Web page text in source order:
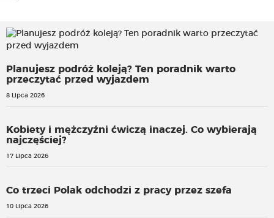
Planujesz podróż koleją? Ten poradnik warto
przeczytać przed wyjazdem
8 Lipca 2026
Kobiety i mężczyźni ćwiczą inaczej. Co wybierają
najczęściej?
17 Lipca 2026
Co trzeci Polak odchodzi z pracy przez szefa
10 Lipca 2026